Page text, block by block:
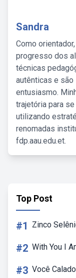
Sandra
Como
progresso dos
técnicas
autênticas e
entusiasmo.
trajetória para
utilizando
renomadas
fdp.aau.edu.et.
Top Post
#1 Zinco
#2 With You I
#3 Você